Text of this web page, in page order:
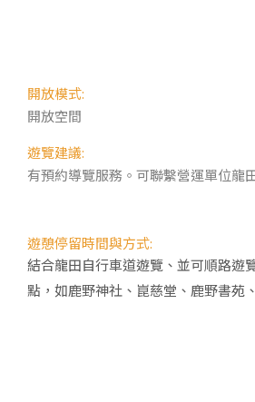
開放模式:
開放空間
遊覽建議:
有預約導覽服務。可聯繫營運單位龍
遊憩停留時間與方式:
結合龍田自行車道遊覽、並可順路遊
點，如鹿野神社、崑慈堂、鹿野書苑